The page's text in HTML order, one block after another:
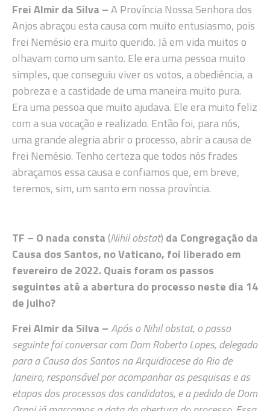
Frei Almir da Silva –A Província Nossa Senhora dos
Anjos abraçou esta causa com muito entusiasmo, pois
frei Nemésio era muito querido. Já em vida muitos o
olhavam como um santo. Ele era uma pessoa muito
simples, que conseguiu viver os votos, a obediência, a
pobreza e a castidade de uma maneira muito pura.
Era uma pessoa que muito ajudava. Ele era muito feliz
com a sua vocação e realizado. Então foi, para nós,
uma grande alegria abrir o processo, abrir a causa de
frei Nemésio. Tenho certeza que todos nós frades
abraçamos essa causa e confiamos que, em breve,
teremos, sim, um santo em nossa província.
TF – O nada consta(Nihil obstat) da Congregação da
Causa dos Santos, no Vaticano, foi liberado em
fevereiro de 2022. Quais foram os passos
seguintes até a abertura do processo neste dia 14
de julho?
Frei Almir da Silva –Após o Nihil obstat,o passo
seguinte foi conversar com Dom Roberto Lopes, delegado
para a Causa dos Santos na Arquidiocese do Rio de
Janeiro, responsável por acompanhar as pesquisas e as
etapas dos processos dos candidatos, e a pedido de Dom